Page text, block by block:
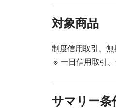
対象商品
制度信用取引、無
※ 一日信用取引
サマリー条